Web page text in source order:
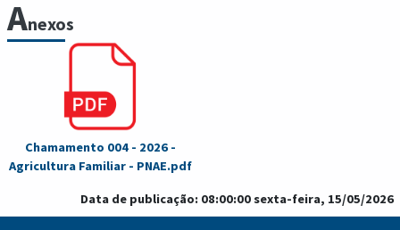
Anexos
Chamamento 004 - 2026 -
Agricultura Familiar - PNAE.pdf
Data de publicação:08:00:00 sexta-feira, 15/05/2026